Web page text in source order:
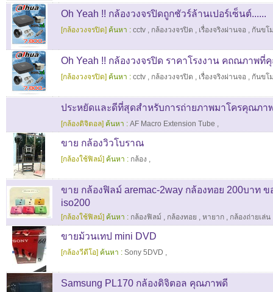
Oh Yeah !! กล้องวงจรปิดถูกชัวร์ล้านเปอร์เซ็นต์......
[กล้องวงจรปิด] ค้นหา : cctv , กล้องวงจรปิด , เรื่องจริงผ่านจอ , กันขโ
Oh Yeah !! กล้องวงจรปิด ราคาโรงงาน คถณภาพที่
[กล้องวงจรปิด] ค้นหา : cctv , กล้องวงจรปิด , เรื่องจริงผ่านจอ , กันขโ
ประหยัดและดีที่สุดสำหรับการถ่ายภาพมาโครคุณภา
[กล้องดิจิตอล] ค้นหา : AF Macro Extension Tube ,
ขาย กล้องวิวโบราณ
[กล้องใช้ฟิลม์] ค้นหา : กล้อง ,
ขาย กล้องฟิลม์ aremac-2way กล้องทอย 200บาท
iso200
[กล้องใช้ฟิลม์] ค้นหา : กล้องฟิลม์ , กล้องทอย , หายาก , กล้องถ่ายเล่น
ขายม้วนเทป mini DVD
[กล้องวีดีโอ] ค้นหา : Sony 5DVD ,
Samsung PL170 กล้องดิจิตอล คุณภาพดี